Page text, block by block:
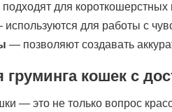
для
для работы с
— позволяют создавать
кошек с
— это не только вопрос